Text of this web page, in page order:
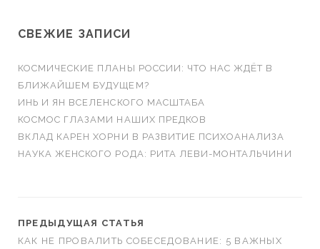
СВЕЖИЕ ЗАПИСИ
КОСМИЧЕСКИЕ ПЛАНЫ РОССИИ: ЧТО НАС ЖДЁТ В
БЛИЖАЙШЕМ БУДУЩЕМ?
ИНЬ И ЯН ВСЕЛЕНСКОГО МАСШТАБА
КОСМОС ГЛАЗАМИ НАШИХ ПРЕДКОВ
ВКЛАД КАРЕН ХОРНИ В РАЗВИТИЕ ПСИХОАНАЛИЗА
НАУКА ЖЕНСКОГО РОДА: РИТА ЛЕВИ-МОНТАЛЬЧИНИ
ПРЕДЫДУЩАЯ СТАТЬЯ
КАК НЕ ПРОВАЛИТЬ СОБЕСЕДОВАНИЕ: 5 ВАЖНЫХ